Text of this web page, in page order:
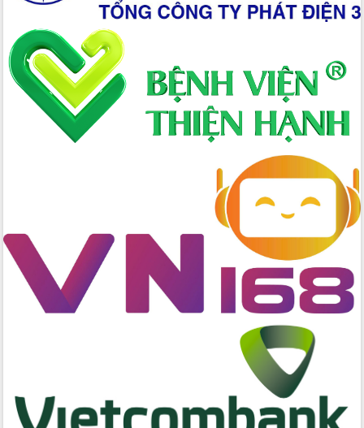
đấu có 77% xã đạt chuẩn nông thôn
mới
Chuyển đổi số 'mở đường' cho nông
nghiệp Đắk Lắk tăng trưởng bứt phá
Triển khai đồng bộ đo đạc, lập hồ sơ
địa chính, hoàn thiện cơ sở dữ liệu đất
Ứng dụng sinh trắc học - Bước tiến
nghệ, hướng tới phát triển thủy sản
bền vững
Tập huấn nâng cao năng lực triển khai
chuyển đổi số cho cán bộ, công chức
cấp xã
tâm đạt được mục tiêu tăng trưởng
hai con số trong năm 2026